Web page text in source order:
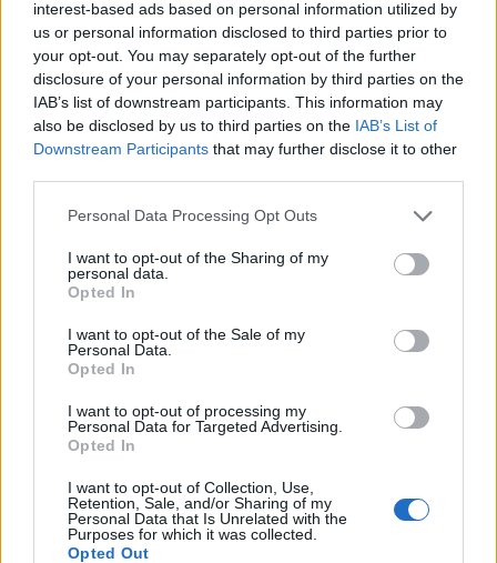
interest-based ads based on personal information utilized by
us or personal information disclosed to third parties prior to
your opt-out. You may separately opt-out of the further
disclosure of your personal information by third parties on the
IAB’s list of downstream participants. This information may
also be disclosed by us to third parties on the IAB’s List of
Downstream Participants that may further disclose it to other
Personal Data Processing Opt Outs
I want to opt-out of the Sharing of my
personal data.
Opted In
I want to opt-out of the Sale of my
Personal Data.
Opted In
I want to opt-out of processing my
Personal Data for Targeted Advertising.
Opted In
I want to opt-out of Collection, Use,
Retention, Sale, and/or Sharing of my
Personal Data that Is Unrelated with the
Purposes for which it was collected.
Opted Out
Pinterest